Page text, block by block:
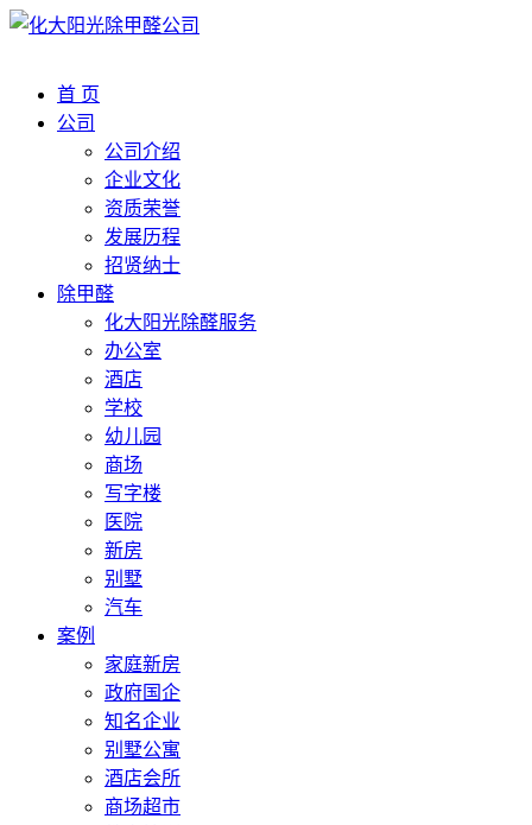
首 页
公司
公司介绍
企业文化
资质荣誉
发展历程
招贤纳士
除甲醛
化大阳光除醛服务
办公室
酒店
学校
幼儿园
商场
写字楼
医院
新房
别墅
汽车
案例
家庭新房
政府国企
知名企业
别墅公寓
酒店会所
商场超市